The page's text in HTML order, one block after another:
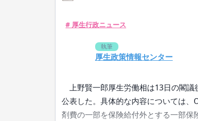
# 厚生行政ニュース
執筆
厚生政策情報センター
上野賢一郎厚生労働相は13日の閣議
公表した。具体的な内容については
剤費の一部を保険給付外とする一部